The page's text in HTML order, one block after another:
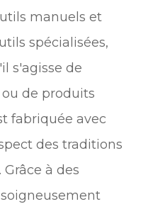
manuels et
spécialisées,
s'agisse de
de produits
fabriquée avec
des traditions
à des